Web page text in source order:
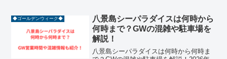
大なショールームに並ぶ北欧家具や、リ
ーズナブル...
◆ゴールデンウィーク◆
八景島シーパラダイスは何時から
何時まで？GWの混雑や駐車場を
解説！
八景島シーパラダイスは何時から何時ま